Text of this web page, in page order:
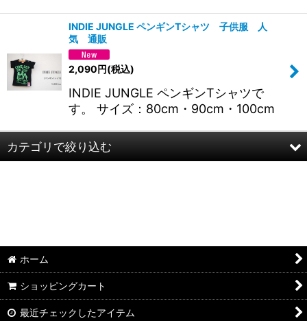
INDIE JUNGLE ペンギンTシャツ 子供服 人
気 通販
2,090円(税込)
INDIE JUNGLE ペンギンTシャツで
す。 サイズ：80cm・90cm・100cm
カテゴリで絞り込む
その他
半袖Tシャツ
ホーム
ショッピングカート
最近チェックしたアイテム